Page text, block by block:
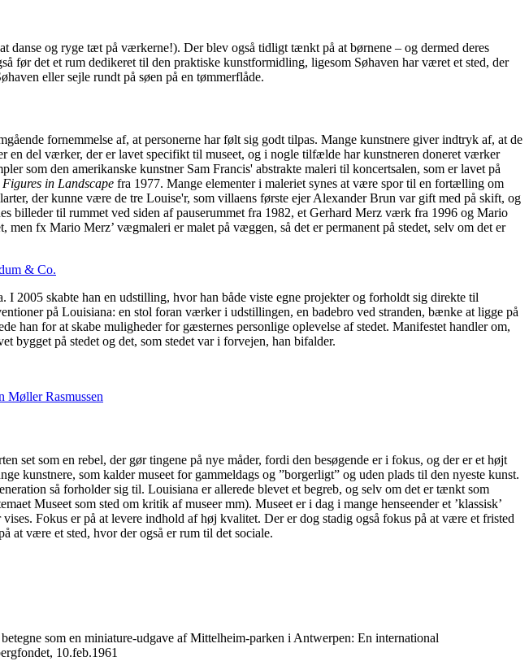
danse og ryge tæt på værkerne!). Der blev også tidligt tænkt på at børnene – og dermed deres
før det et rum dedikeret til den praktiske kunstformidling, ligesom Søhaven har været et sted, der
eller sejle rundt på søen på en tømmerflåde.
fornemmelse af, at personerne har følt sig godt tilpas. Mange kunstnere giver indtryk af, at de
en del værker, der er lavet specifikt til museet, og i nogle tilfælde har kunstneren doneret værker
som den amerikanske kunstner Sam Francis' abstrakte maleri til koncertsalen, som er lavet på
Figures in Landscape fra 1977. Mange elementer i maleriet synes at være spor til en fortælling om
der kunne være de tre Louise'r, som villaens første ejer Alexander Brun var gift med på skift, og
billeder til rummet ved siden af pauserummet fra 1982, et Gerhard Merz værk fra 1996 og Mario
fx Mario Merz’ vægmaleri er malet på væggen, så det er permanent på stedet, selv om det er
& Co.
2005 skabte han en udstilling, hvor han både viste egne projekter og forholdt sig direkte til
på Louisiana: en stol foran værker i udstillingen, en badebro ved stranden, bænke at ligge på
han for at skabe muligheder for gæsternes personlige oplevelse af stedet. Manifestet handler om,
bygget på stedet og det, som stedet var i forvejen, han bifalder.
Møller Rasmussen
set som en rebel, der gør tingene på nye måder, fordi den besøgende er i fokus, og der er et højt
kunstnere, som kalder museet for gammeldags og ”borgerligt” og uden plads til den nyeste kunst.
så forholder sig til. Louisiana er allerede blevet et begreb, og selv om det er tænkt som
Museet som sted om kritik af museer mm). Museet er i dag i mange henseender et ’klassisk’
Fokus er på at levere indhold af høj kvalitet. Der er dog stadig også fokus på at være et fristed
at være et sted, hvor der også er rum til det sociale.
som en miniature-udgave af Mittelheim-parken i Antwerpen: En international
10.feb.1961